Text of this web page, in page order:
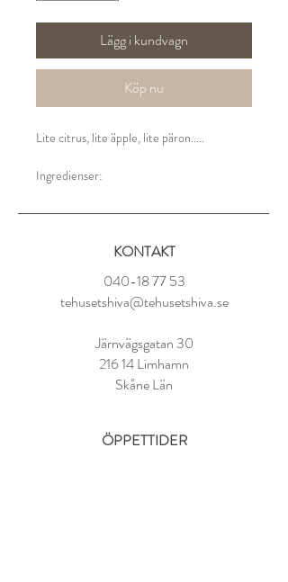
Lägg i kundvagn
Köp nu
Lite citrus, lite äpple, lite päron.....
Ingredienser:
baserad smakarom
Låt dra i 3-4 minuter
KONTAKT
040-18 77 53
tehusetshiva@tehusetshiva.se
Järnvägsgatan 30
216 14 Limhamn
Skåne Län
ÖPPETTIDER